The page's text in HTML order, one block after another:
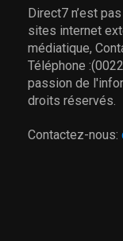
Direct7 n’est
sites internet
médiatique,
Téléphone
passion de
droits réservés.
Contactez-nous: